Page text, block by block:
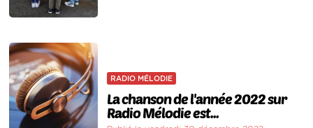
RADIO MÉLODIE
La chanson de l'année 2022 sur
Radio Mélodie est...